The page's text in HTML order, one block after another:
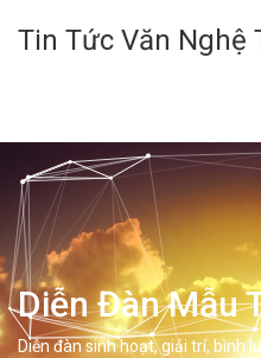
Tin Tức Văn Nghệ
Diễn Đàn Mẫu
Diễn đàn sinh hoạt, giải trí, bình